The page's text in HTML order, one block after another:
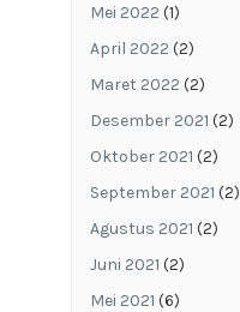
Mei 2022 (1)
April 2022 (2)
Maret 2022 (2)
Desember 2021 (2)
Oktober 2021 (2)
September 2021 (2)
Agustus 2021 (2)
Juni 2021 (2)
Mei 2021 (6)